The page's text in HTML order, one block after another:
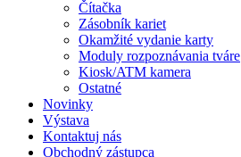
Čítačka
Zásobník kariet
Okamžité vydanie karty
Moduly rozpoznávania tváre
Kiosk/ATM kamera
Ostatné
Novinky
Výstava
Kontaktuj nás
Obchodný zástupca